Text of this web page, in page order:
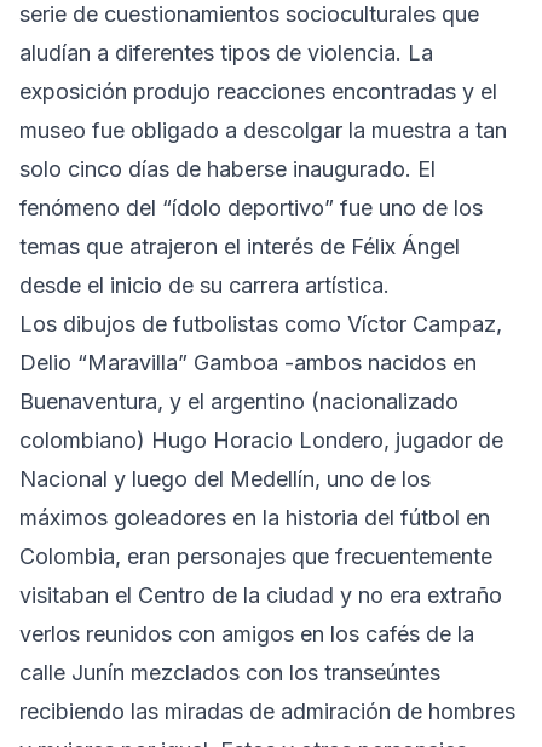
serie de cuestionamientos socioculturales que
aludían a diferentes tipos de violencia. La
exposición produjo reacciones encontradas y el
museo fue obligado a descolgar la muestra a tan
solo cinco días de haberse inaugurado. El
fenómeno del “ídolo deportivo” fue uno de los
temas que atrajeron el interés de Félix Ángel
desde el inicio de su carrera artística.
Los dibujos de futbolistas como Víctor Campaz,
Delio “Maravilla” Gamboa -ambos nacidos en
Buenaventura, y el argentino (nacionalizado
colombiano) Hugo Horacio Londero, jugador de
Nacional y luego del Medellín, uno de los
máximos goleadores en la historia del fútbol en
Colombia, eran personajes que frecuentemente
visitaban el Centro de la ciudad y no era extraño
verlos reunidos con amigos en los cafés de la
calle Junín mezclados con los transeúntes
recibiendo las miradas de admiración de hombres